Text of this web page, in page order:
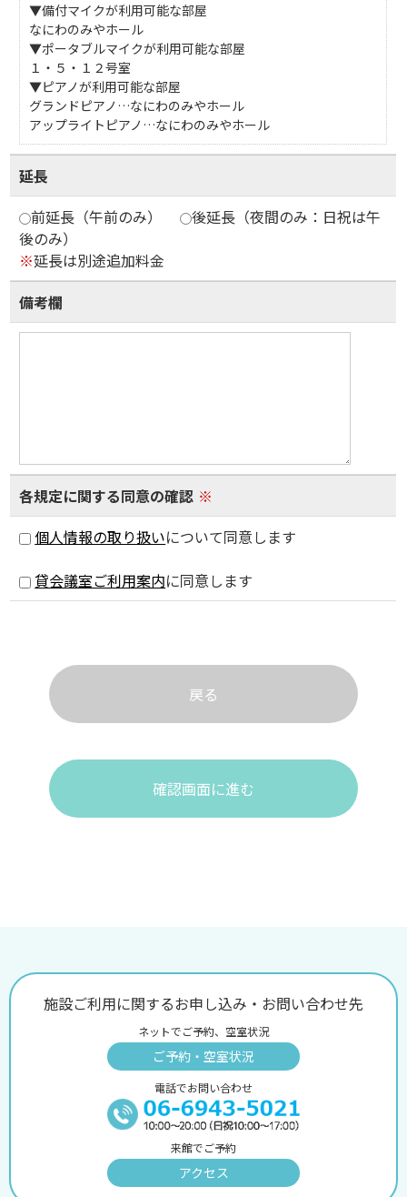
▼備付マイクが利用可能な部屋
なにわのみやホール
▼ポータブルマイクが利用可能な部屋
１・５・１２号室
▼ピアノが利用可能な部屋
グランドピアノ…なにわのみやホール
アップライトピアノ…なにわのみやホール
延長
前延長（午前のみ）
後延長（夜間のみ：日祝は午
後のみ）
※延長は別途追加料金
備考欄
各規定に関する同意の確認 ※
個人情報の取り扱いについて同意します
貸会議室ご利用案内に同意します
戻る
確認画面に進む
施設ご利用に関するお申し込み・お問い合わせ先
ネットでご予約、空室状況
ご予約・空室状況
電話でお問い合わせ
来館でご予約
アクセス